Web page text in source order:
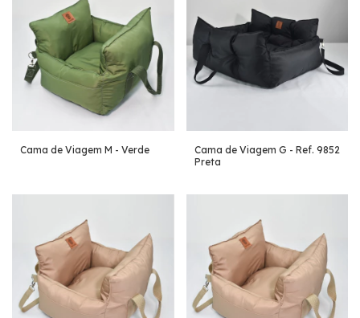
Cama de Viagem M - Verde
Cama de Viagem G - Ref. 9852
Preta